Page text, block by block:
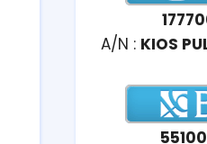
A/N : KIOS